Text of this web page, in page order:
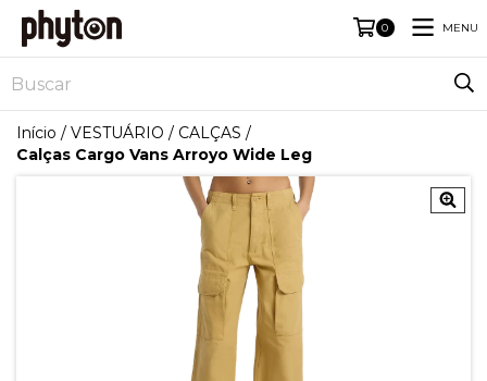
0 MENU
Início / VESTUÁRIO / CALÇAS /
Calças Cargo Vans Arroyo Wide Leg